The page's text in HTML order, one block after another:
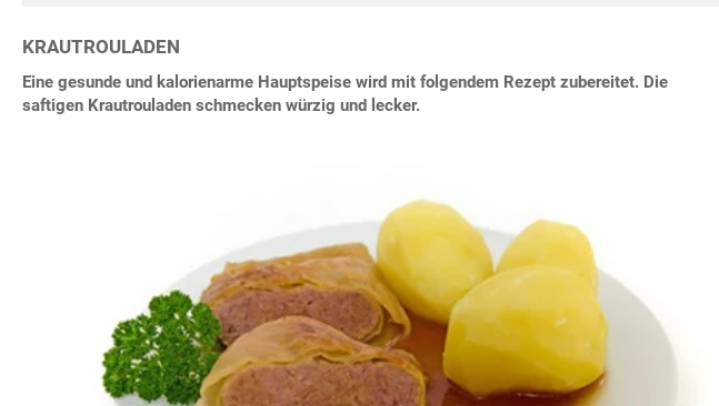
KRAUTROULADEN
Eine gesunde und kalorienarme Hauptspeise wird mit folgendem Rezept zubereitet. Die
saftigen Krautrouladen schmecken würzig und lecker.